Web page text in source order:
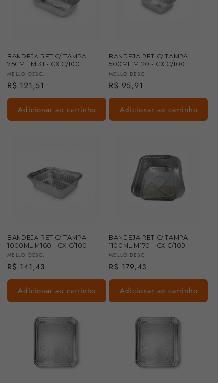
BANDEJA RET C/ TAMPA -
750ML M131 - CX C/100
Fornecedor:
MELLO DESC.
Preço
normal
R$ 121,51
Adicionar ao carrinho
BANDEJA RET C/ TAMPA -
500ML M120 - CX C/100
Fornecedor:
MELLO DESC.
Preço
normal
R$ 95,91
Adicionar ao carrinho
BANDEJA RET C/ TAMPA -
1000ML M160 - CX C/100
Fornecedor:
MELLO DESC.
Preço
normal
R$ 141,43
Adicionar ao carrinho
BANDEJA RET C/ TAMPA -
1100ML M170 - CX C/100
Fornecedor:
MELLO DESC.
Preço
normal
R$ 179,43
Adicionar ao carrinho